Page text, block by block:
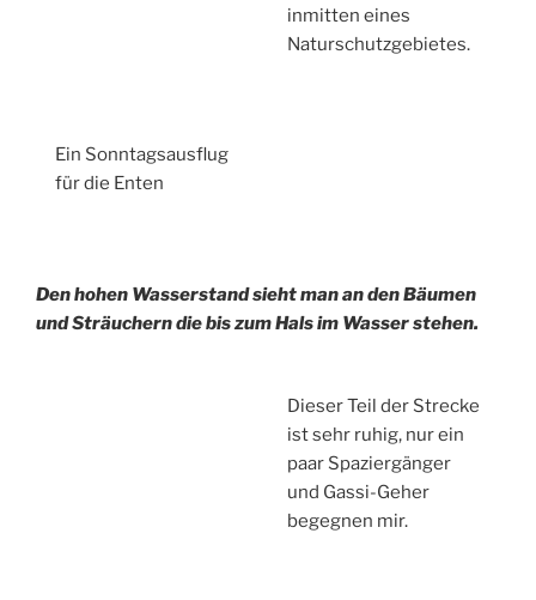
inmitten eines
Naturschutzgebietes.
Ein Sonntagsausflug
für die Enten
Den hohen Wasserstand sieht man an den Bäumen
und Sträuchern die bis zum Hals im Wasser stehen.
Dieser Teil der Strecke
ist sehr ruhig, nur ein
paar Spaziergänger
und Gassi-Geher
begegnen mir.